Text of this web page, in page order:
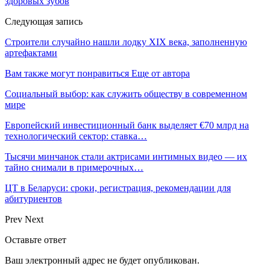
Следующая запись
Строители случайно нашли лодку XIX века, заполненную
артефактами
Вам также могут понравиться Еще от автора
Социальный выбор: как служить обществу в современном
мире
Европейский инвестиционный банк выделяет €70 млрд на
технологический сектор: ставка…
Тысячи минчанок стали актрисами интимных видео — их
тайно снимали в примерочных…
ЦТ в Беларуси: сроки, регистрация, рекомендации для
абитуриентов
Prev Next
Оставьте ответ
Ваш электронный адрес не будет опубликован.